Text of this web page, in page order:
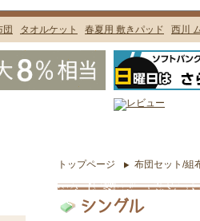
トップページ 布団セット/組
シングル